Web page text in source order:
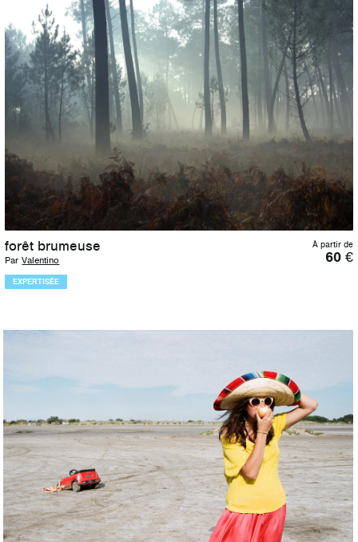
forêt brumeuse
Par Valentino
EXPERTISÉE
À partir de
60€